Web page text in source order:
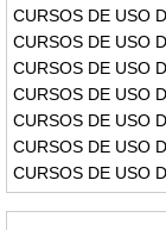
CURSOS DE USO
CURSOS DE USO
CURSOS DE USO
CURSOS DE USO
CURSOS DE USO
CURSOS DE USO
CURSOS DE USO